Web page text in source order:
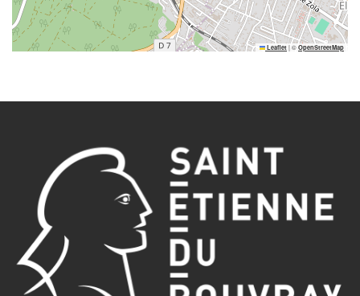
Leaflet |© OpenStreetMap